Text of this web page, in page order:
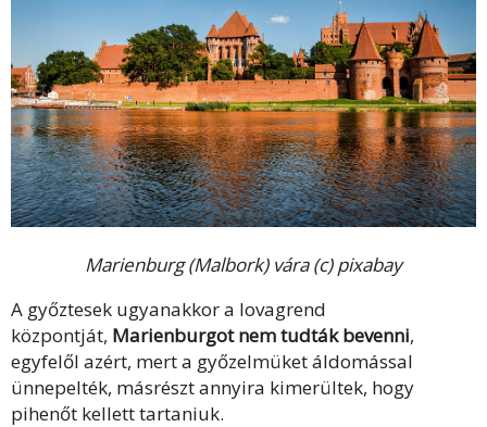
Marienburg (Malbork) vára (c) pixabay
A győztesek ugyanakkor a lovagrend
központját, Marienburgot nem tudták bevenni,
egyfelől azért, mert a győzelmüket áldomással
ünnepelték, másrészt annyira kimerültek, hogy
pihenőt kellett tartaniuk.